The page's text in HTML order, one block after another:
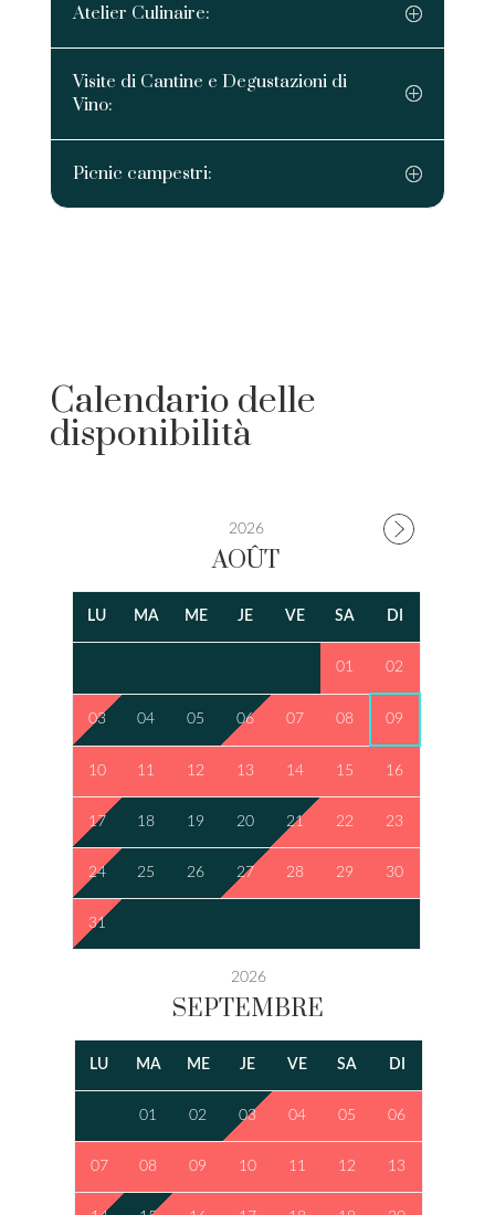
Atelier Culinaire:
Visite di Cantine e Degustazioni di
Vino:
Picnic campestri:
Calendario delle
disponibilità
2026
AOÛT
LU MA ME JE VE SA DI
01 02
03 04 05 06 07 08 09
10 11 12 13 14 15 16
17 18 19 20 21 22 23
24 25 26 27 28 29 30
31
2026
SEPTEMBRE
LU MA ME JE VE SA DI
01 02 03 04 05 06
07 08 09 10 11 12 13